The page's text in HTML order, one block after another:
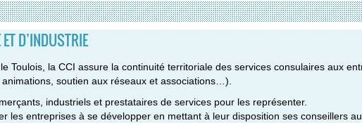
D’INDUSTRIE
Toulois, la CCI assure la continuité territoriale des services consulaires aux
soutien aux réseaux et associations…).
industriels et prestataires de services pour les représenter.
les entreprises à se développer en mettant à leur disposition ses conseillers